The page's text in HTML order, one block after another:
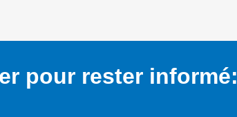
pour rester informé: